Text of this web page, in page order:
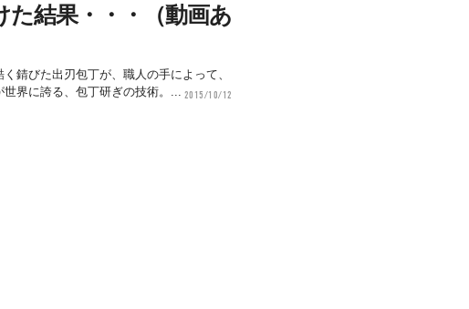
結果・・・（動画あ
錆びた出刃包丁が、職人の手によって、
界に誇る、包丁研ぎの技術。...
2015/10/12